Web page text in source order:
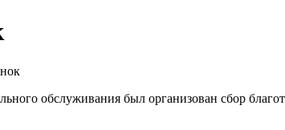
обслуживания был организован сбор